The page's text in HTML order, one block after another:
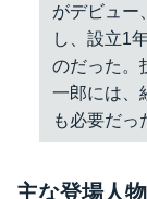
がデビュー
し、設立1
のだった。
一郎には、
も必要だっ
主な登場人物